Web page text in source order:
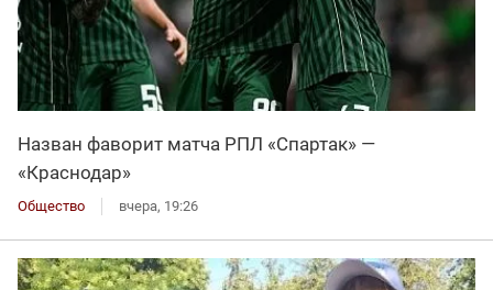
Назван фаворит матча РПЛ «Спартак» —
«Краснодар»
Общество вчера, 19:26